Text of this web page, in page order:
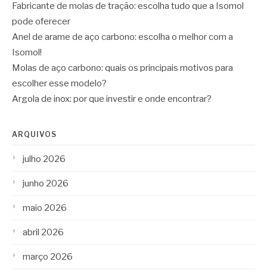
Fabricante de molas de tração: escolha tudo que a Isomol
pode oferecer
Anel de arame de aço carbono: escolha o melhor com a
Isomol!
Molas de aço carbono: quais os principais motivos para
escolher esse modelo?
Argola de inox: por que investir e onde encontrar?
ARQUIVOS
julho 2026
junho 2026
maio 2026
abril 2026
março 2026